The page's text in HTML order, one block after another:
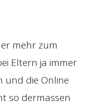
mehr zum
Eltern ja immer
und die Online
so dermassen